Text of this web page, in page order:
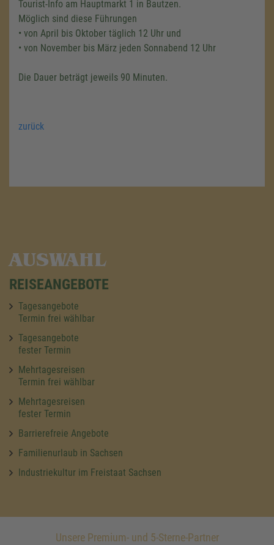
AUSWAHL
REISEANGEBOTE
Tagesangebote
Termin frei wählbar
Tagesangebote
fester Termin
Mehrtagesreisen
Termin frei wählbar
Mehrtagesreisen
fester Termin
Barrierefreie Angebote
Familienurlaub in Sachsen
Industriekultur im Freistaat Sachsen
Tourist-Info am Hauptmarkt 1 in Bautzen.
Möglich sind diese Führungen
• von April bis Oktober täglich 12 Uhr und
• von November bis März jeden Sonnabend 12 Uhr
Die Dauer beträgt jeweils 90 Minuten.
zurück
Unsere Premium- und 5-Sterne-Partner